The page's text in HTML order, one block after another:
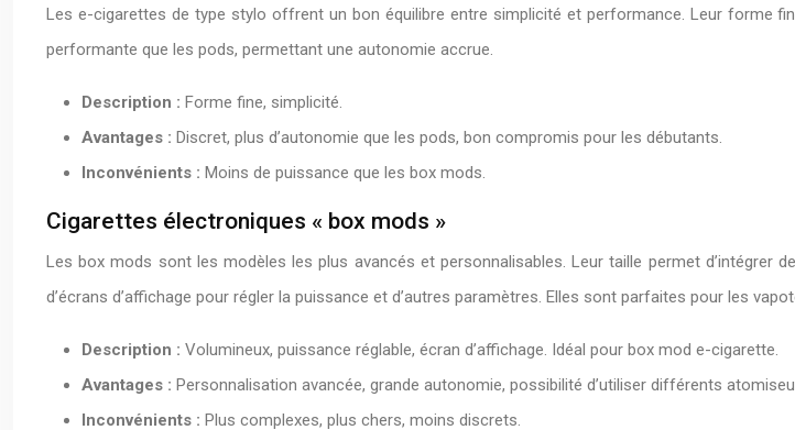
Les e-cigarettes de type stylo offrent un bon équilibre entre simplicité et performance. Leur forme
performante que les pods, permettant une autonomie accrue.
Description : Forme fine, simplicité.
Avantages : Discret, plus d’autonomie que les pods, bon compromis pour les débutants.
Inconvénients : Moins de puissance que les box mods.
Cigarettes électroniques « box mods »
Les box mods sont les modèles les plus avancés et personnalisables. Leur taille permet d’intégrer
d’écrans d’affichage pour régler la puissance et d’autres paramètres. Elles sont parfaites pour les
Description : Volumineux, puissance réglable, écran d’affichage. Idéal pour box mod e-cigarette.
Avantages : Personnalisation avancée, grande autonomie, possibilité d’utiliser différents
Inconvénients : Plus complexes, plus chers, moins discrets.